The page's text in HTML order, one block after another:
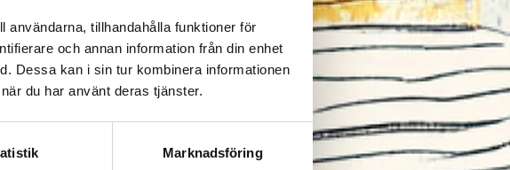
användarna, tillhandahålla funktioner för
och annan information från din enhet
Dessa kan i sin tur kombinera informationen
du har använt deras tjänster.
Marknadsföring